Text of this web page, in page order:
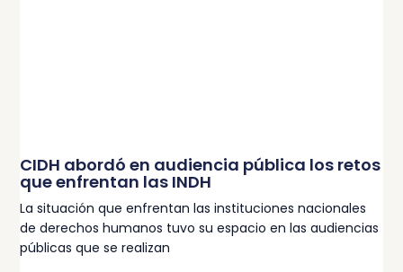
CIDH abordó en audiencia pública los retos
que enfrentan las INDH
La situación que enfrentan las instituciones nacionales
de derechos humanos tuvo su espacio en las audiencias
públicas que se realizan